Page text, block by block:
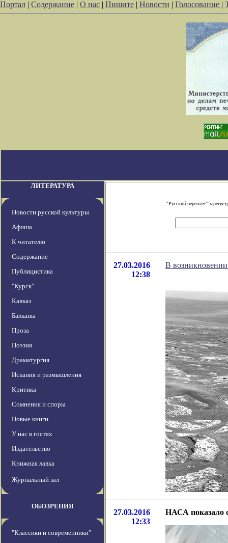
Портал | Содержание | О нас | Пишите | Новости | Голосование |
ЛИТЕРАТУРА
Новости русской культуры
Афиша
К читателю
Содержание
Публицистика
"Курск"
Кавказ
Балканы
Проза
Поэзия
Драматургия
Искания и размышления
Критика
Сомнения и споры
Новые книги
У нас в гостях
Издательство
Книжная лавка
Журнальный зал
ОБОЗРЕНИЯ
"Классики и современники"
"Русский переплет"
27.03.2016
12:38
В
27.03.2016
12:33
НАСА показало